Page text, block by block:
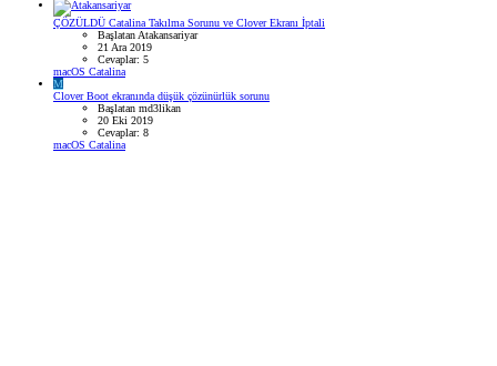
ÇÖZÜLDÜ Catalina Takılma Sorunu ve Clover Ekranı İptali
Başlatan Atakansariyar
21 Ara 2019
Cevaplar: 5
macOS Catalina
M
Clover Boot ekranında düşük çözünürlük sorunu
Başlatan md3likan
20 Eki 2019
Cevaplar: 8
macOS Catalina